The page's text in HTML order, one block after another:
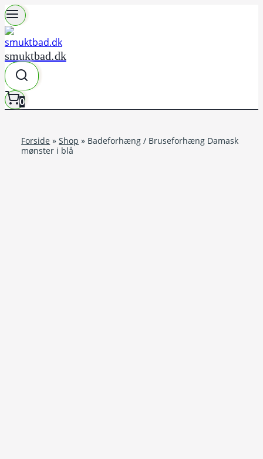
Fortsæt
til
indhold
smuktbad.dk
0
Forside »Shop » Badeforhæng / Bruseforhæng Damask
mønster i blå